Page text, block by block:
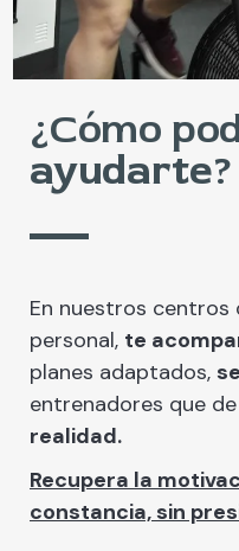
¿Cómo
ayudarte?
En nuestros
personal, te
planes adaptados,
entrenadores que
realidad.
Recupera la
constancia, sin